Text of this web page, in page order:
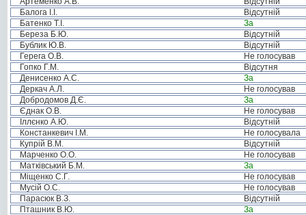
Балога І.І.
Відсутній
Батенко Т.І.
За
Береза Б.Ю.
Відсутній
Бублик Ю.В.
Відсутній
Герега О.В.
Не голосував
Гопко Г.М.
Відсутня
Денисенко А.С.
За
Деркач А.Л.
Не голосував
Добродомов Д.Є.
За
Єднак О.В.
Не голосував
Іллєнко А.Ю.
Відсутній
Констанкевич І.М.
Не голосувала
Купрій В.М.
Відсутній
Марченко О.О.
Не голосував
Матківський Б.М.
За
Міщенко С.Г.
Не голосував
Мусій О.С.
Не голосував
Парасюк В.З.
Відсутній
Пташник В.Ю.
За